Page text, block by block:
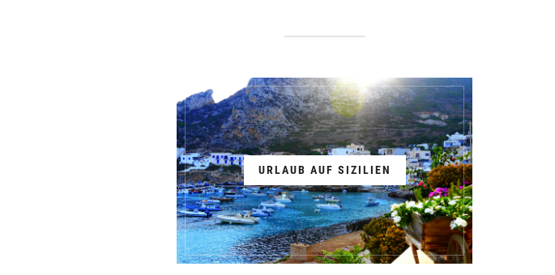
URLAUB AUF SIZILIEN